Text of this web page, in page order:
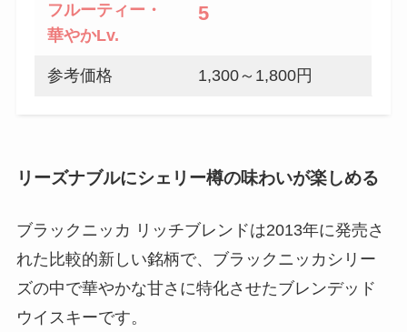
フルーティー ・
華やかLv.
5
参考価格 1,300～1,800円
リーズナブルにシェリー樽の味わいが楽しめる
ブラックニッカ リッチブレンドは2013年に発売さ
れた比較的新しい銘柄で、ブラックニッカシリー
ズの中で華やかな甘さに特化させたブレンデッド
ウイスキーです。